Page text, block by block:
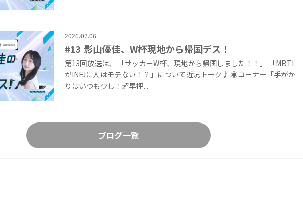
2026.07.06
#13 影山優佳、W杯現地から帰国デス！
第13回放送は、 「サッカーW杯、現地から帰国しました！！」 「MBTI
がINFJに人はモテない！？」について近況トーク♪ ◉コーナー「手がか
りはいつも少し！超早押...
ブログ一覧